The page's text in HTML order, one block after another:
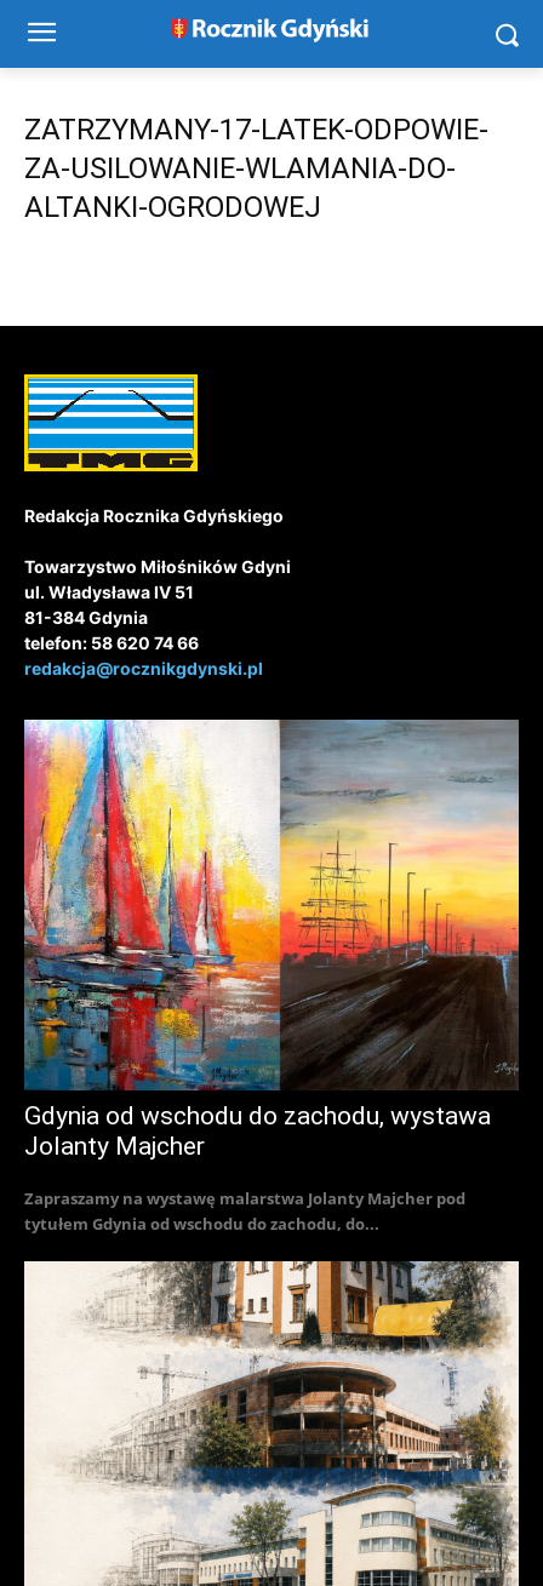
ZATRZYMANY-17-LATEK-ODPOWIE-
ZA-USILOWANIE-WLAMANIA-DO-
ALTANKI-OGRODOWEJ
Redakcja Rocznika Gdyńskiego
Towarzystwo Miłośników Gdyni
ul. Władysława IV 51
81-384 Gdynia
telefon: 58 620 74 66
redakcja@rocznikgdynski.pl
Gdynia od wschodu do zachodu, wystawa
Jolanty Majcher
Zapraszamy na wystawę malarstwa Jolanty Majcher pod
tytułem Gdynia od wschodu do zachodu, do...